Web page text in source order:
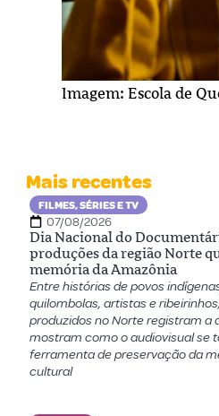
Imagem: Escola de
Mais recentes
FILMES, SÉRIES E TV
07/08/2026
Dia Nacional do
produções da região Norte
memória da Amazônia
Entre histórias de povos
quilombolas, artistas e
produzidos no Norte registram a
mostram como o audiovisual se
ferramenta de preservação da
cultural